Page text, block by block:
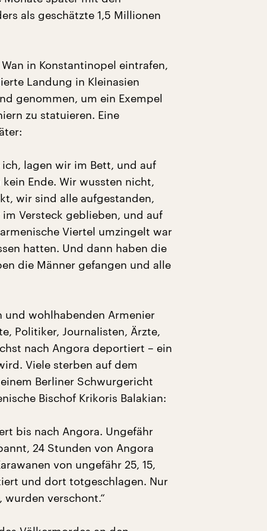
als geschätzte 1,5 Millionen
in Konstantinopel eintrafen,
Landung in Kleinasien
genommen, um ein Exempel
zu statuieren. Eine
ich, lagen wir im Bett, und auf
Ende. Wir wussten nicht,
wir sind alle aufgestanden,
Versteck geblieben, und auf
Viertel umzingelt war
hatten. Und dann haben die
die Männer gefangen und alle
und wohlhabenden Armenier
Politiker, Journalisten, Ärzte,
nach Angora deportiert – ein
Viele sterben auf dem
Berliner Schwurgericht
Bischof Krikoris Balakian:
bis nach Angora. Ungefähr
24 Stunden von Angora
von ungefähr 25, 15,
und dort totgeschlagen. Nur
wurden verschont.“